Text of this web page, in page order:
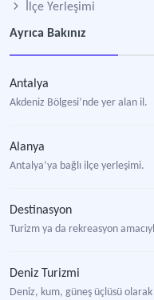
İlçe Yerleşimi
Ayrıca Bakınız
Antalya
Akdeniz Bölgesi’nde yer alan il.
Alanya
Antalya’ya bağlı ilçe yerleşimi.
Destinasyon
Turizm ya da rekreasyon
Deniz Turizmi
Deniz, kum, güneş üçlüsü